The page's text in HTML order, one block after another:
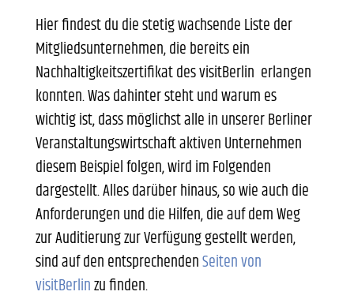
Hier findest du die stetig wachsende Liste der
Mitgliedsunternehmen, die bereits ein
Nachhaltigkeitszertifikat desvisitBerlin erlangen
konnten. Was dahinter steht und warum es
wichtig ist, dass möglichst alle in unserer Berliner
Veranstaltungswirtschaft aktiven Unternehmen
diesem Beispiel folgen, wird im Folgenden
dargestellt. Alles darüber hinaus, so wie auch die
Anforderungen und die Hilfen, die auf dem Weg
zur Auditierung zur Verfügung gestellt werden,
sind auf den entsprechendenSeiten von
visitBerlinzu finden.